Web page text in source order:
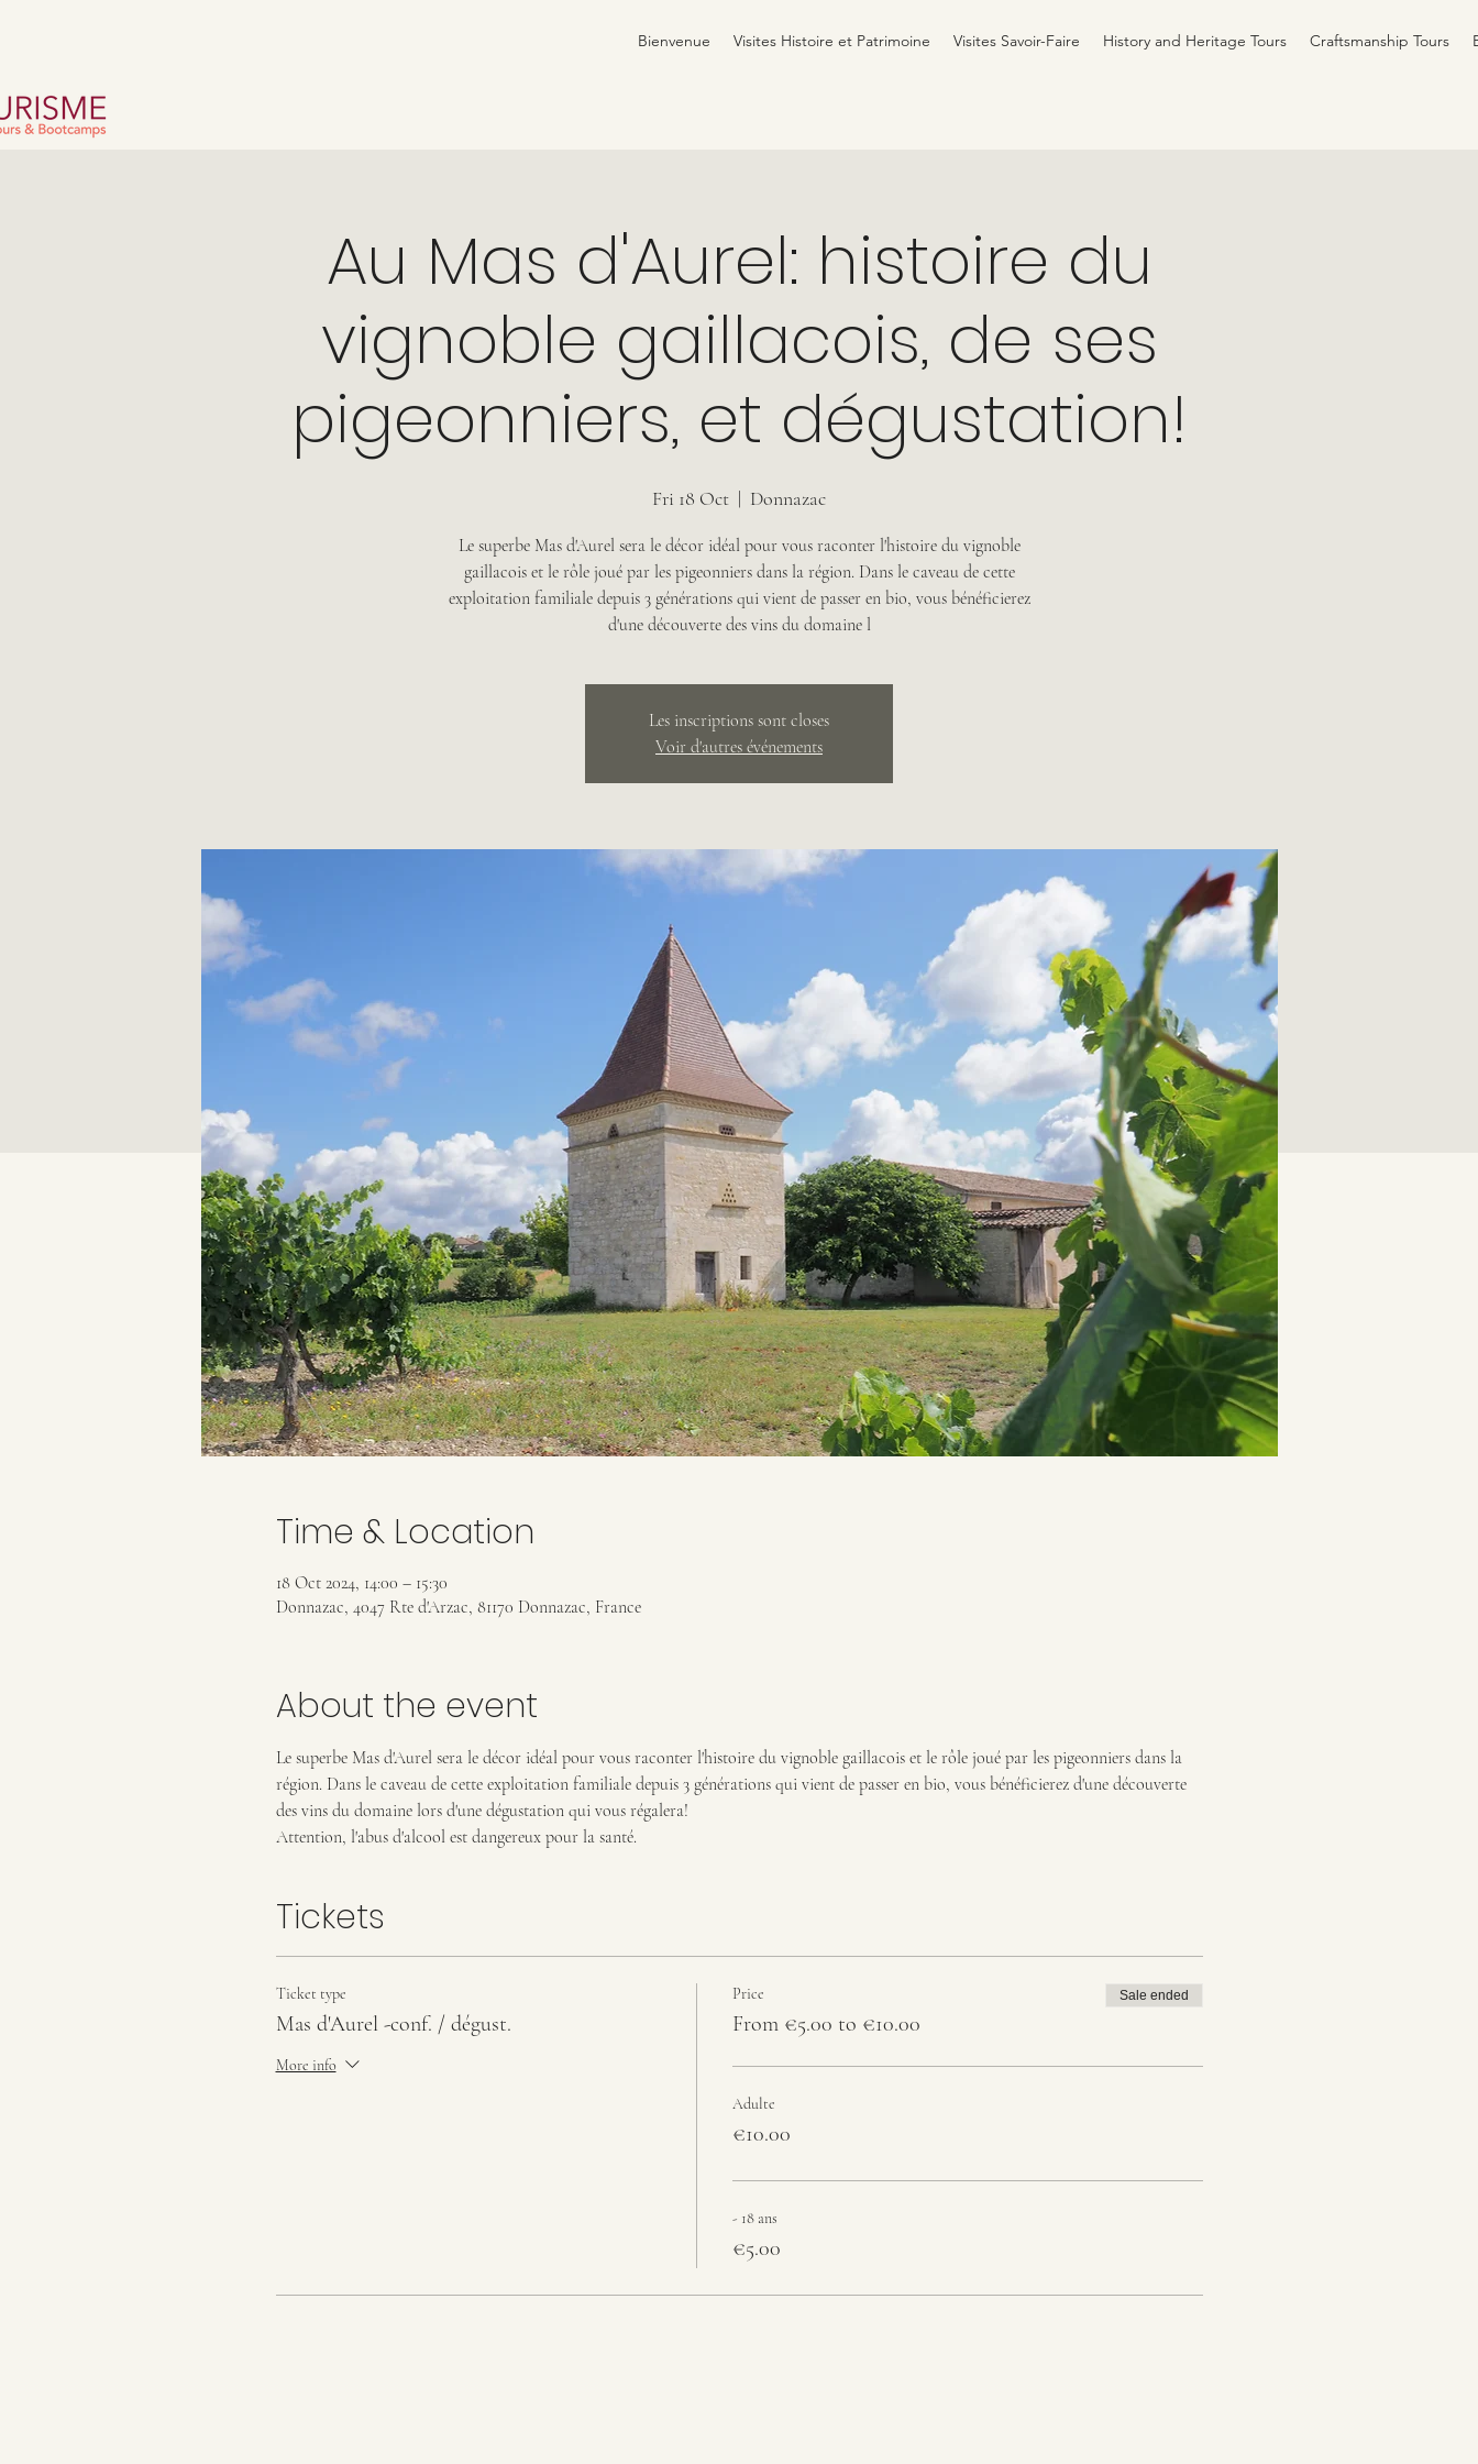
Bienvenue Visites Histoire et Patrimoine Visites Savoir-Faire History and Heritage Tours Craftsmanship Tours
Au Mas d'Aurel: histoire du
vignoble gaillacois, de ses
pigeonniers, et dégustation!
Fri 18 Oct
  |
Donnazac
Le superbe Mas d'Aurel sera le décor idéal pour vous raconter l'histoire du vignoble
gaillacois et le rôle joué par les pigeonniers dans la région. Dans le caveau de cette
exploitation familiale depuis 3 générations qui vient de passer en bio, vous bénéficierez
d'une découverte des vins du domaine l
Les inscriptions sont closes
Voir d'autres événements
Time & Location
18 Oct 2024, 14:00 – 15:30
Donnazac, 4047 Rte d'Arzac, 81170 Donnazac, France
About the event
Le superbe Mas d'Aurel sera le décor idéal pour vous raconter l'histoire du vignoble gaillacois et le rôle joué par les pigeonniers dans la
région. Dans le caveau de cette exploitation familiale depuis 3 générations qui vient de passer en bio, vous bénéficierez d'une découverte
des vins du domaine lors d'une dégustation qui vous régalera!
Attention, l'abus d'alcool est dangereux pour la santé.
Tickets
Ticket type
Mas d'Aurel -conf. / dégust.
More info
Price
From €5.00 to €10.00
Sale ended
Adulte
€10.00
- 18 ans
€5.00